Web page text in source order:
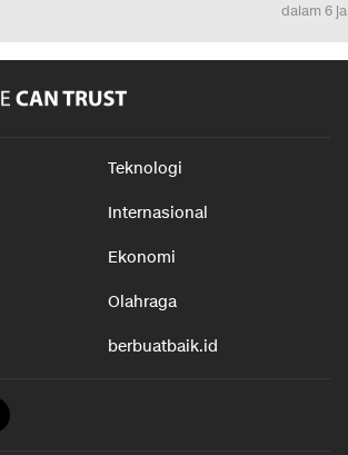
dalam 6
Teknologi
Internasional
Ekonomi
Olahraga
berbuatbaik.id